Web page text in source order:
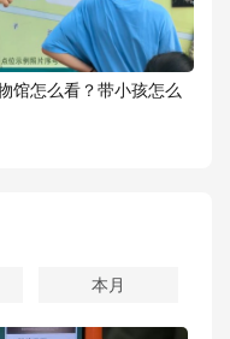
馆怎么看？带小孩怎么
本月